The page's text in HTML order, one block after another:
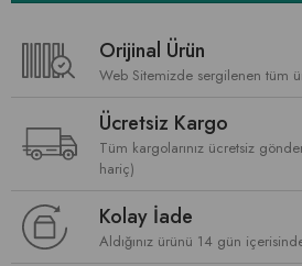
Orijinal Ürün
Web Sitemizde sergilenen tüm
Ücretsiz Kargo
Tüm kargolarınız ücretsiz
hariç)
Kolay İade
Aldığınız ürünü 14 gün